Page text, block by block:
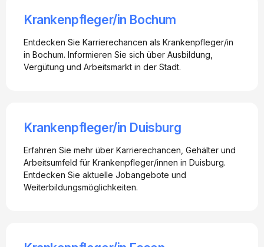
Krankenpfleger/in Bochum
Entdecken Sie Karrierechancen als Krankenpfleger/in
in Bochum. Informieren Sie sich über Ausbildung,
Vergütung und Arbeitsmarkt in der Stadt.
Krankenpfleger/in Duisburg
Erfahren Sie mehr über Karrierechancen, Gehälter und
Arbeitsumfeld für Krankenpfleger/innen in Duisburg.
Entdecken Sie aktuelle Jobangebote und
Weiterbildungsmöglichkeiten.